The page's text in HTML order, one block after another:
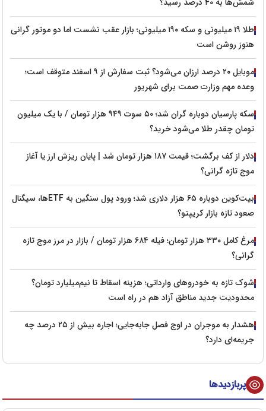
طلا ۱۹ میلیونی و سکه ۱۹۰ میلیونی؛ بازار عقب نشست اما دو موتور گرانی
هنوز روشن است
موبایل ۲۰ درصد ارزان می‌شود؟ ثبت سفارش از ۹ اسفند متوقف است؛
وعده مهم وزارت صمت برای شهریور
سکه پارسیان دوباره گران شد؛ ۵۰ سوت ۹۴۹ هزار تومان / با یک میلیون
تومان چقدر طلا می‌شود خرید؟
دلار از کف برگشت؛ قیمت ۱۸۷ هزار تومان شد | پایان ریزش ارز یا آغاز
موج تازه گرانی؟
بیت‌کوین دوباره ۶۵ هزار دلاری شد؛ ورود پول سنگین به ETFها، سیگنال
صعود تازه بازار کریپتو؟
مرغ کامل ۳۳۰ هزار تومان؛ فیله ۶۸۴ هزار تومان / بازار در مرز موج تازه
گرانی؟
شوک تازه به خودروهای وارداتی؛ هزینه اسقاط تا نیم‌میلیارد تومان؟
محدودیت جدید مناطق آزاد هم در راه است
هشدار به موجران در اوج فصل جابه‌جایی؛ اجاره بیش از ۲۵ درصد چه
جریمه‌ای دارد؟
پربازدیدها